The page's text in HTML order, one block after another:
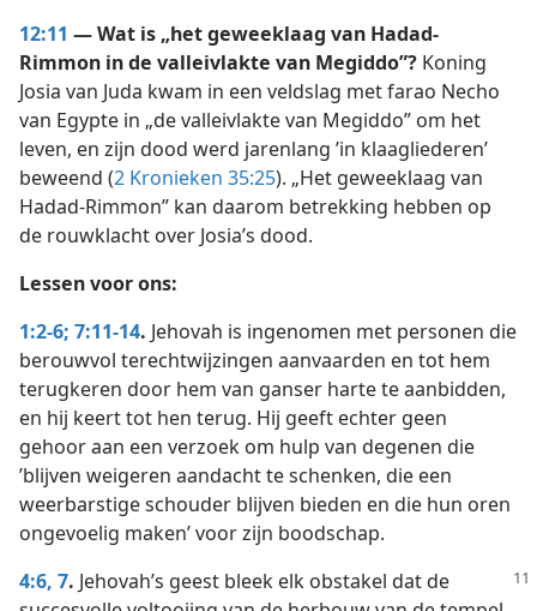
12:11 — Wat is „het geweeklaag van Hadad-
Rimmon in de valleivlakte van Megiddo”? Koning
Josia van Juda kwam in een veldslag met farao Necho
van Egypte in „de valleivlakte van Megiddo” om het
leven, en zijn dood werd jarenlang ’in klaagliederen’
beweend (2 Kronieken 35:25). „Het geweeklaag van
Hadad-Rimmon” kan daarom betrekking hebben op
de rouwklacht over Josia’s dood.
Lessen voor ons:
1:2-6; 7:11-14. Jehovah is ingenomen met personen die
berouwvol terechtwijzingen aanvaarden en tot hem
terugkeren door hem van ganser harte te aanbidden,
en hij keert tot hen terug. Hij geeft echter geen
gehoor aan een verzoek om hulp van degenen die
’blijven weigeren aandacht te schenken, die een
weerbarstige schouder blijven bieden en die hun oren
ongevoelig maken’ voor zijn boodschap.
4:6, 7. Jehovah’s geest bleek elk obstakel dat de